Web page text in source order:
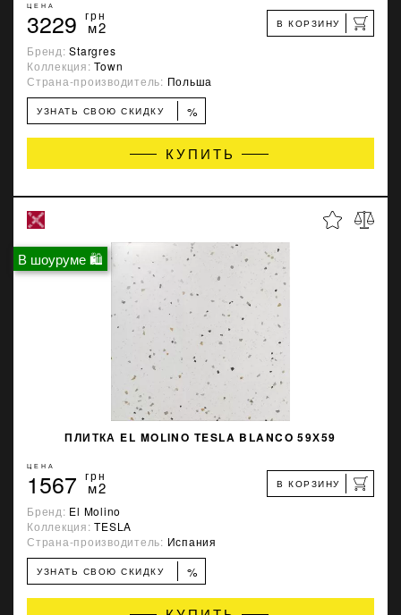
ЦЕНА
3229 грн
м2 В КОРЗИНУ
Бренд:Stargres
Коллекция:Town
Страна-производитель: Польша
УЗНАТЬ СВОЮ СКИДКУ %
КУПИТЬ
В шоуруме 🛍
ПЛИТКА EL MOLINO TESLA BLANCO 59Х59
ЦЕНА
1567 грн
м2 В КОРЗИНУ
Бренд: El Molino
Коллекция:TESLA
Страна-производитель: Испания
УЗНАТЬ СВОЮ СКИДКУ %